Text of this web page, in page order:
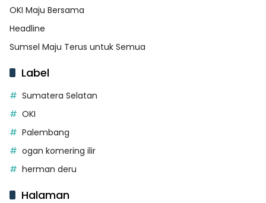
OKI Maju Bersama
Headline
Sumsel Maju Terus untuk Semua
Label
Sumatera Selatan
OKI
Palembang
ogan komering ilir
herman deru
Halaman